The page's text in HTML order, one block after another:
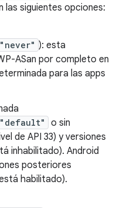
las siguientes opciones:
): esta
ASan por completo en
para las apps
o sin
de API 33) y versiones
inhabilitado). Android
posteriores
habilitado).